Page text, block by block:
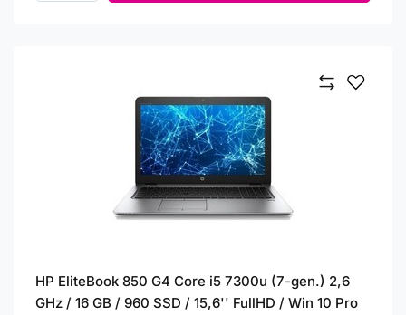
HP EliteBook 850 G4 Core i5 7300u (7-gen.) 2,6
GHz / 16 GB / 960 SSD / 15,6'' FullHD / Win 10 Pro